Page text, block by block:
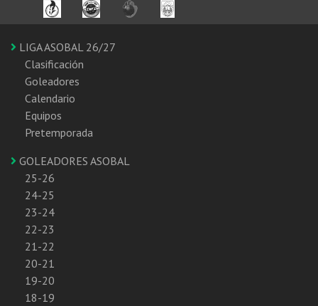
LIGA ASOBAL 26/27
Clasificación
Goleadores
Calendario
Equipos
Pretemporada
GOLEADORES ASOBAL
25-26
24-25
23-24
22-23
21-22
20-21
19-20
18-19